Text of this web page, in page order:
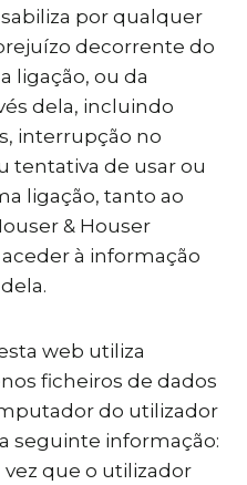
por qualquer
decorrente do
ligação, ou da
dela, incluindo
interrupção no
tentativa de usar ou
ligação, tanto ao
& Houser
à informação
web utiliza
ficheiros de dados
do utilizador
seguinte informação:
vez que o utilizador